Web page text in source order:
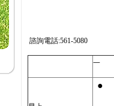
諮詢電話:561-5080
一
●